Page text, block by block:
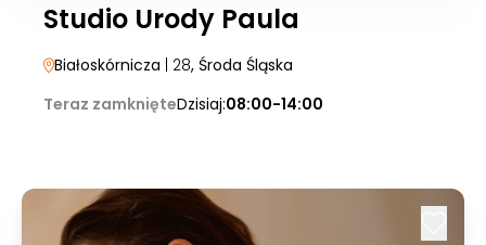
Studio Urody Paula
Białoskórnicza | 28, Środa Śląska
Teraz zamknięteDzisiaj:08:00-14:00